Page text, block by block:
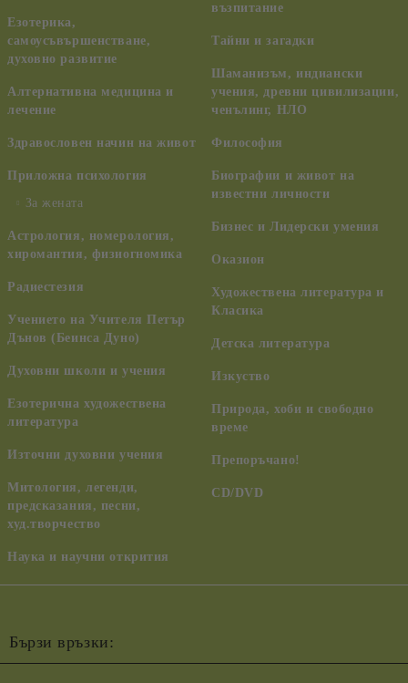
Езотерика,
самоусъвършенстване,
духовно развитие
Алтернативна медицина и
лечение
Здравословен начин на живот
Приложна психология
За жената
Астрология, номерология,
хиромантия, физиогномика
Радиестезия
Учението на Учителя Петър
Дънов (Беинса Дуно)
Духовни школи и учения
Езотерична художествена
литература
Източни духовни учения
Митология, легенди,
предсказания, песни,
худ.творчество
Наука и научни открития
възпитание
Тайни и загадки
Шаманизъм, индиански
учения, древни цивилизации,
ченълинг, НЛО
Философия
Биографии и живот на
известни личности
Бизнес и Лидерски умения
Оказион
Художествена литература и
Класика
Детска литература
Изкуство
Природа, хоби и свободно
време
Препоръчано!
CD/DVD
Бързи връзки: